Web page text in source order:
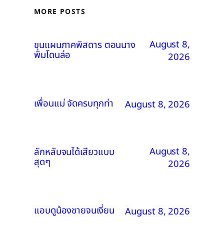
MORE POSTS
ขุนแผนภาคพิสดาร ตอนนาง
พิมโดนล่อ
August 8,
2026
เพื่อนแม่ จัดครบทุกท่า August 8, 2026
ลักหลับจนได้เสียวแบบ
สุดๆ
August 8,
2026
แอบดูน้องชายจนเงี่ยน August 8, 2026